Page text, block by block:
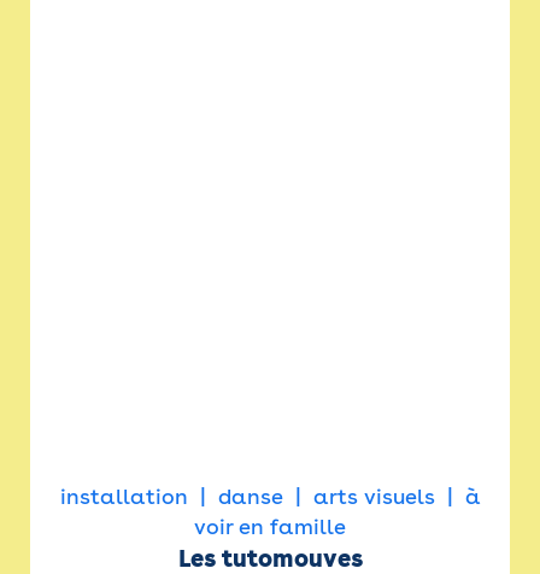
installation danse arts visuels
à
voir en famille
Les tutomouves